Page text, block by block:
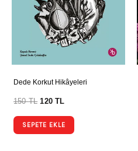
Dede Korkut Hikâyeleri
150TL 120TL
SEPETE EKLE